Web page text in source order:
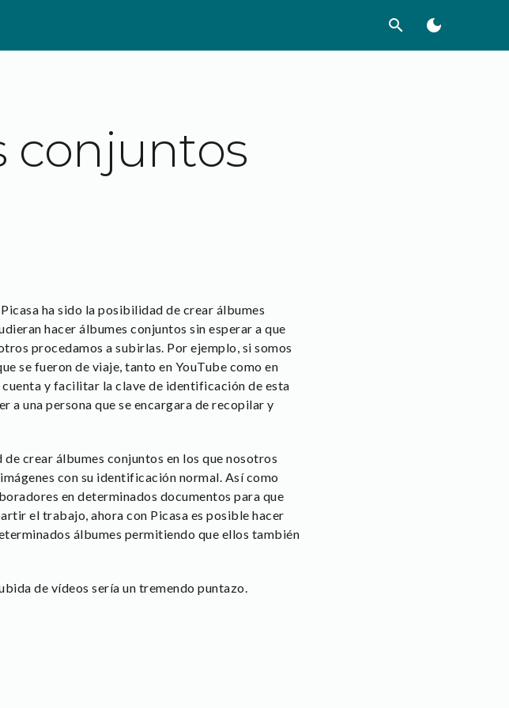
search dark_mode
conjuntos
ha sido la posibilidad de crear álbumes
hacer álbumes conjuntos sin esperar a que
procedamos a subirlas. Por ejemplo, si somos
se fueron de viaje, tanto en YouTube como en
y facilitar la clave de identificación de esta
una persona que se encargara de recopilar y
crear álbumes conjuntos en los que nosotros
con su identificación normal. Así como
en determinados documentos para que
el trabajo, ahora con Picasa es posible hacer
álbumes permitiendo que ellos también
de vídeos sería un tremendo puntazo.